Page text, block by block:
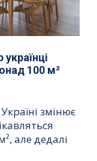
100 м²
змінює
але дедалі